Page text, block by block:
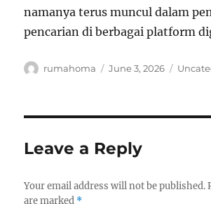
namanya terus muncul dalam
pencarian di berbagai platform
Author
rumahoma
Posted
June 3, 2026
Leave a Reply
Your email address will not be published.
are marked *